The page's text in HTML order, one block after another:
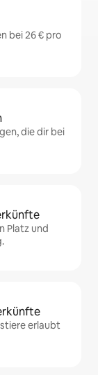
bei 26 € pro
die dir bei
Platz und
erlaubt